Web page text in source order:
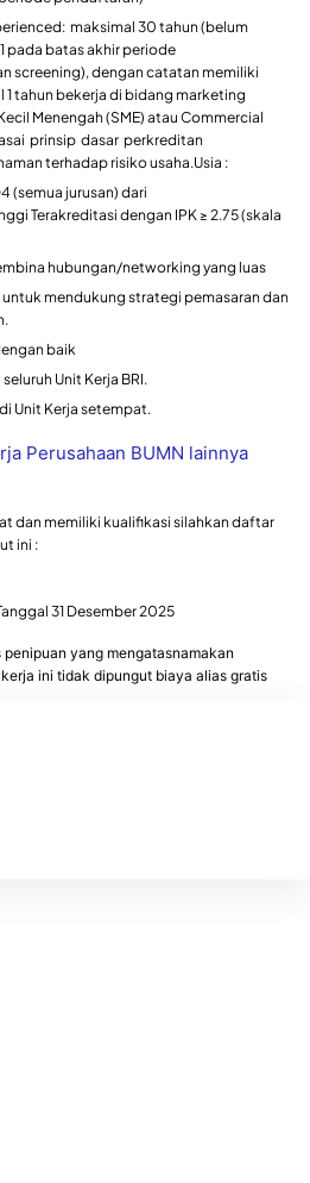
maksimal 30 tahun (belum
pada batas akhir periode
screening), dengan catatan memiliki
1 tahun bekerja di bidang marketing
Menengah (SME) atau Commercial
prinsip dasar perkreditan
terhadap risiko usaha.Usia :
(semua jurusan) dari
Terakreditasi dengan IPK ≥ 2.75 (skala
hubungan/networking yang luas
mendukung strategi pemasaran dan
baik
Unit Kerja BRI.
Unit Kerja setempat.
Perusahaan BUMN lainnya
dan memiliki kualifikasi silahkan daftar
ini :
31 Desember 2025
yang mengatasnamakan
ini tidak dipungut biaya alias gratis